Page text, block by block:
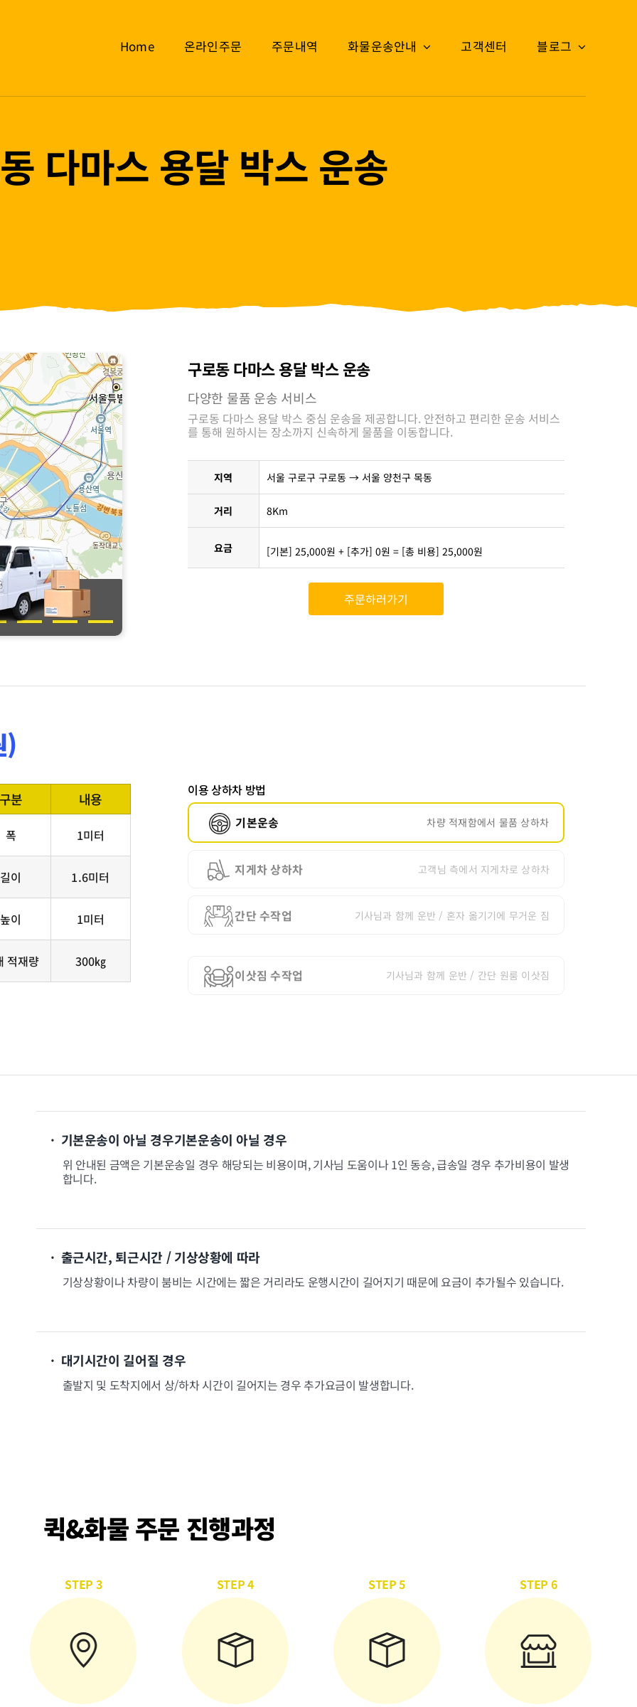
Home 온라인주문 주문내역 화물운송안내 고객센터 블로그
다마스 용달 박스 운송
구로동 다마스 용달 박스 운송
다양한 물품 운송 서비스
구로동 다마스 용달 박스 중심 운송을 제공합니다. 안전하고 편리한 운송 서비스
를 통해 원하시는 장소까지 신속하게 물품을 이동합니다.
지역 서울 구로구 구로동 → 서울 양천구 목동
거리 8Km
요금 [기본] 25,000원 + [추가] 0원 = [총 비용] 25,000원
주문하러가기
)
구분 내용
폭 1미터
길이 1.6미터
높이 1미터
적재량 300㎏
이용 상하차 방법
기본운송
차량 적재함에서 물품 상하차
지게차 상하차 고객님 측에서 지게차로 상하차
간단 수작업 기사님과 함께 운반 / 혼자 옮기기에 무거운 짐
이삿짐 수작업 기사님과 함께 운반 / 간단 원룸 이삿짐
· 기본운송이 아닐 경우기본운송이 아닐 경우
위 안내된 금액은 기본운송일 경우 해당되는 비용이며, 기사님 도움이나 1인 동승, 급송일 경우 추가비용이 발생
합니다.
· 출근시간, 퇴근시간 / 기상상황에 따라
기상상황이나 차량이 붐비는 시간에는 짧은 거리라도 운행시간이 길어지기 때문에 요금이 추가될수 있습니다.
· 대기시간이 길어질 경우
출발지 및 도착지에서 상/하차 시간이 길어지는 경우 추가요금이 발생합니다.
퀵&화물 주문 진행과정
STEP 3 STEP 4 STEP 5 STEP 6